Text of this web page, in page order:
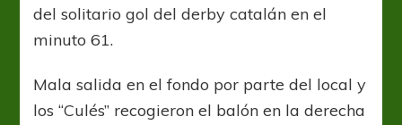
del solitario gol del derby catalán en el
minuto 61.
Mala salida en el fondo por parte del local y
los “Culés” recogieron el balón en la derecha